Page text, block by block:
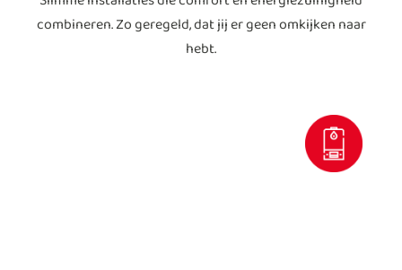
combineren. Zo geregeld, dat jij er geen omkijken naar
hebt.